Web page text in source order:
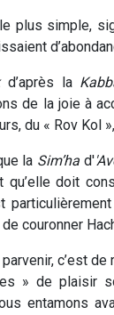
plus simple,
d’après la
de la joie à
du « Rov Kol
la Sim’had'
qu’elle doit
couronner
c’est
» de plaisir
entamons